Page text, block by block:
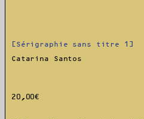
[Sérigraphie sans titre 1]
Catarina Santos
20,00€